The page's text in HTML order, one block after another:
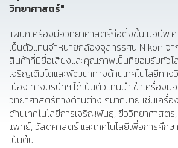
วิทยาศาสตร์"
แผนกเครื่องมือวิทยาศาสตร์ก่อตั้งขึ้นเมื่อปีพ.ศ
เป็นตัวแทนจำหน่ายกล้องจุลทรรศน์ Nikon จ
สินค้าที่มีชื่อเสียงและคุณภาพเป็นที่ยอมรับทั่วโ
เจริญเติบโตและพัฒนาทางด้านเทคโนโลยีทา
เนื่อง ทางบริษัทฯ ได้เป็นตัวแทนนำเข้าเครื่อง
วิทยาศาสตร์ทางด้านต่าง ๆมากมาย เช่นเครื่
ด้านเทคโนโลยีการเจริญพันธุ์, ชีววิทยาศาสต
แพทย์, วัสดุศาสตร์ และเทคโนโลยีเพื่อการศึก
เป็นต้น